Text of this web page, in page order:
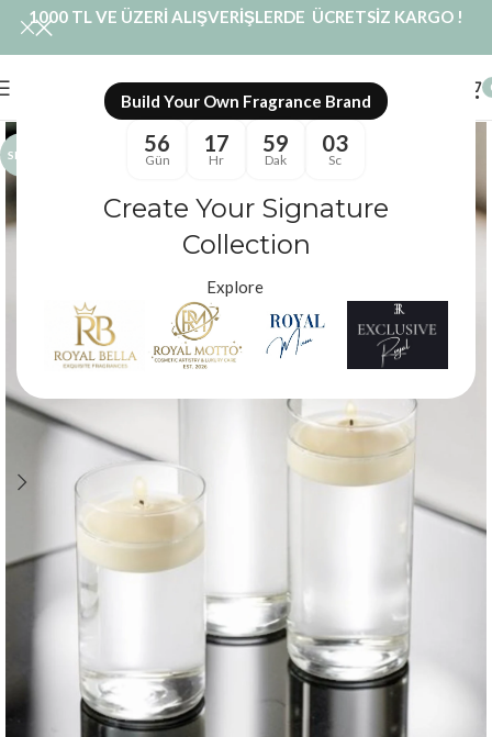
Build Your Own Fragrance Brand
56
Gün
17
Hr
59
Dak
02
Sc
Create Your Signature
Collection
Explore
1000 TL VE ÜZERİ ALIŞVERİŞLERDE ÜCRETSİZ KARGO !
SICAK